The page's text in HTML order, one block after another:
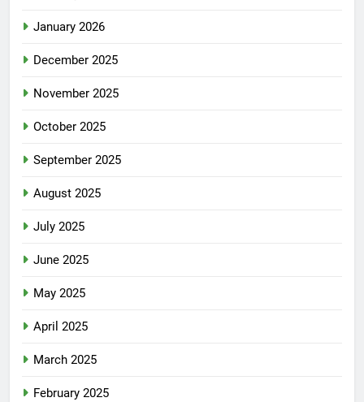
January 2026
December 2025
November 2025
October 2025
September 2025
August 2025
July 2025
June 2025
May 2025
April 2025
March 2025
February 2025